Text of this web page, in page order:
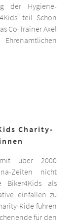
der Hygiene-
teil. Schon
Co-Trainer Axel
Charity-
mit über 2000
Zeiten nicht
als
einfallen zu
Ride fuhren
für den